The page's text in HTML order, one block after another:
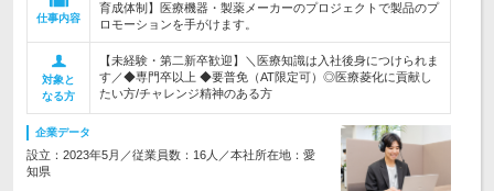
仕事内容
育成体制】医療機器・製薬メーカーのプロジェクトで製品のプ
ロモーションを手がけます。
対象と
なる方
【未経験・第二新卒歓迎】＼医療知識は入社後身につけられま
す／◆専門卒以上 ◆要普免（AT限定可）◎医療菱化に貢献し
たい方/チャレンジ精神のある方
企業データ
設立：2023年5月／従業員数：16人／本社所在地：愛
知県